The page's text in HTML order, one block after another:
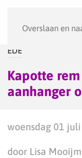
Overslaan en
EDE
Kapotte
aanhanger
woensdag 01 juli
door Lisa